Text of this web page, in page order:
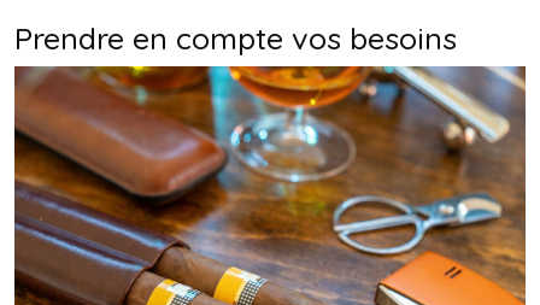
Prendre en compte vos besoins